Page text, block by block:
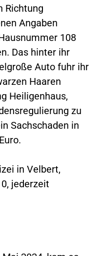
Richtung
Angaben
108
Das hinter ihr
Auto fuhr ihr
Haaren
Heiligenhaus,
zu
Sachschaden in
in Velbert,
jederzeit